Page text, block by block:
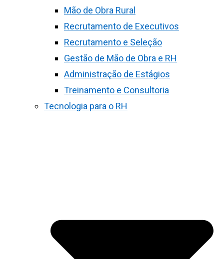
Mão de Obra Rural
Recrutamento de Executivos
Recrutamento e Seleção
Gestão de Mão de Obra e RH
Administração de Estágios
Treinamento e Consultoria
Tecnologia para o RH